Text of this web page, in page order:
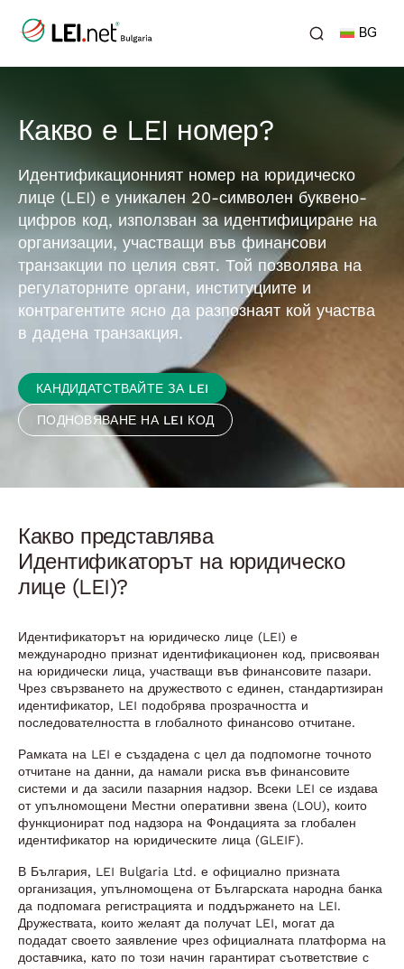
BG
Какво е LEI номер?
Идентификационният номер на юридическо
лице (LEI) е уникален 20-символен буквено-
цифров код, използван за идентифициране на
организации, участващи във финансови
транзакции по целия свят. Той позволява на
регулаторните органи, институциите и
контрагентите ясно да разпознаят кой участва
в дадена транзакция.
КАНДИДАТСТВАЙТЕ ЗА LEI
ПОДНОВЯВАНЕ НА LEI КОД
Какво представлява
Идентификаторът на юридическо
лице (LEI)?
Идентификаторът на юридическо лице (LEI) е
международно признат идентификационен код, присвояван
на юридически лица, участващи във финансовите пазари.
Чрез свързването на дружеството с единен, стандартизиран
идентификатор, LEI подобрява прозрачността и
последователността в глобалното финансово отчитане.
Рамката на LEI е създадена с цел да подпомогне точното
отчитане на данни, да намали риска във финансовите
системи и да засили пазарния надзор. Всеки LEI се издава
от упълномощени Местни оперативни звена (LOU), които
функционират под надзора на Фондацията за глобален
идентификатор на юридическите лица (GLEIF).
В България, LEI Bulgaria Ltd. е официално призната
организация, упълномощена от Българската народна банка
да подпомага регистрацията и поддържането на LEI.
Дружествата, които желаят да получат LEI, могат да
подадат своето заявление чрез официалната платформа на
доставчика, като по този начин гарантират съответствие с